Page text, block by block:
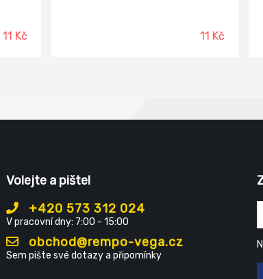
11 Kč 11 Kč
Volejte a pište!
+420 573 312 024
V pracovní dny: 7:00 - 15:00
obchod@rempo-vega.cz
Sem pište své dotazy a připomínky